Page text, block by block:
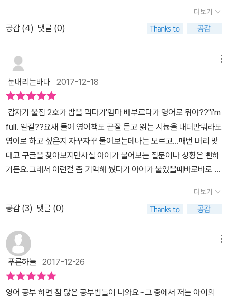
다운로드도 가능하다.이 책 한 권 다 외우면 여기에 나와 있는 상황에
다.
책인지 궁금했습니다. [세상에서 제일 쉬운 엄마표 생활영어] 엄마표
생활영어가 어떻게 세상에서 제일 쉬울 수 있을까요? 어렵게 느껴진
다면 이 책으로 시도해보라는 뜻이겠죠?'매일이 똑같이 '반복'되는 육
아는 최적의 영어회화환경!' 과연 그럴까요?생활영어는 생활에 정말
밀착되어야 하는데, 아이가 아침에 눈 뜨면서 아침에 깨우는 것부터
아침식사하는 것, 하루를 보내는 일과에 맞춰서, 또 육아 상황에 맞춰
서 짤막환 영어 대화들이 나오네요.저자이신 홍현주 선생님은 미국에
서 박사후과정을 하시고, 미국 초중고 ESL 교사 및 고교영어교사 자
격증을 따시며, 학생들을 지도하신 경험이 풍부하신 분이시네요.책을
활용하는 방법이 소개되어 있어요.' QR 코드로 바로 출판사에서 제공
되는 mp3파일들로 연결이 됩니다.모바일로 연결해보니 원어민 선생
님의 발음을 들을 수 있고, 파일로 저장도 가능하고요. 책에 나오는 모
든 영어 대화 내용이 고스란히 모두 들어있으니 어디서나 손쉽게 들
으면서 연습할 수 있겠어요.목차를 살펴보면 총 80개의 표현들이 상
하루 (아침에 아이를 깨우는 것부터 잠자리에서 인사하는 것까지)Pa
rt 2: 잘 놀고 튼튼하게 자라는 우리 아이 (아이와 놀거나 챙겨주는 표
현들)Part 3. 배려하는 아이로 키우는 애정 잔소리 (아이에게 훈육이
나 칭찬할 때 쓰는 표현들)Part 4. 이럴 땐 이렇게 말해요. (기타 사
회생활에서 필요한 표현들)Part 1, Wake up, Sweetie! 이 책에서
더보기
공감 (4) 댓글 (0)
눈내리는바다 2017-12-18
갑자기 울집 2호가 밥을 먹다가'엄마 배부르다가 영어로 뭐야??''i'm
full. 일걸??요새 들어 영어책도 곧잘 듣고 읽는 시늉을 내더만뭐라도
영어로 하고 싶은지 자꾸자꾸 물어보는데나는 모르고...매번 머리 맞
대고 구글을 찾아보지만사실 아이가 물어보는 질문이나 상황은 뻔하
거든요.그래서 이런걸 좀 기억해 뒀다가 아이가 물었을때바로바로 대
고를 많이 하고 있는 새벽달님은생활영어가 나와있는 책을 달달 외워
서 아이에게 말을 걸고 대답하는 것 부터 영어를 시작했다 하셨거든
요.제목 처럼 정말 쉬울까?? 그럼 이번기회에 한번 외워볼까?더군다
나 내용이 길지 않고 간단명료! 면 더 좋겠구요~표지에 제가 좋아하
는 qr코드가 있어요.mp3를 다운받을수도 있고 주소로 연결하면 바
로 들을수도 있어요. 책에 간략한 소개가 되어있어요.사실 저자 홍현
주님은 쑥쑥 닷컴에서도 유명하신 분이시거든요.이전에 쓰신 '엄마는
더보기
공감 (3) 댓글 (0)
푸른하늘 2017-12-26
영어 공부 하면 참 많은 공부법들이 나와요~그 중에서 저는 아이의